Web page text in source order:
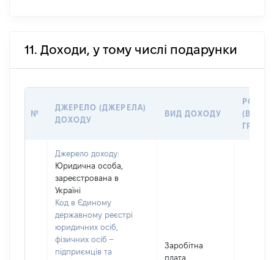
11. Доходи, у тому числі подарунки
№
ДЖЕРЕЛО (ДЖЕРЕЛА)
ДОХОДУ
ВИД ДОХОДУ
ГРН
Джерело доходу:
Юридична особа,
зареєстрована в
Україні
Код в Єдиному
державному реєстрі
юридичних осіб,
фізичних осіб –
підприємців та
Заробітна
плата